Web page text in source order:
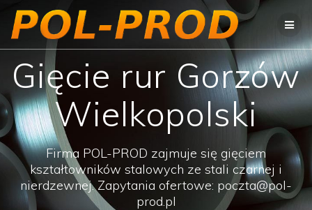
Przejdź
do
treści
Gięcie rur Gorzów
Wielkopolski
Firma POL-PROD zajmuje się gięciem
kształtowników stalowych ze stali czarnej i
nierdzewnej. Zapytania ofertowe: poczta@pol-
prod.pl